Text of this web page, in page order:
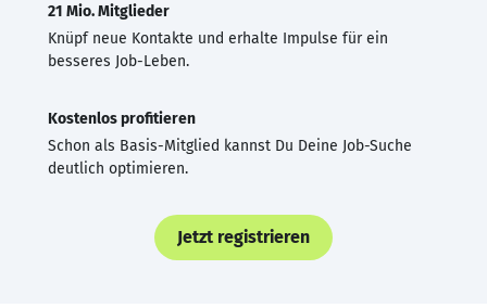
21 Mio. Mitglieder
Knüpf neue Kontakte und erhalte Impulse für ein
besseres Job-Leben.
Kostenlos profitieren
Schon als Basis-Mitglied kannst Du Deine Job-Suche
deutlich optimieren.
Jetzt registrieren